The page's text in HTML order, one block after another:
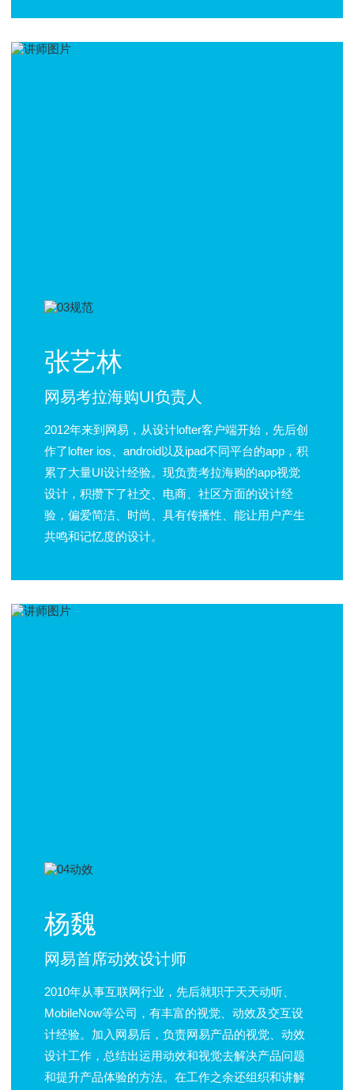
张艺林
网易考拉海购UI负责人
2012年来到网易，从设计lofter客户端开始，先后创
作了lofter ios、android以及ipad不同平台的app，积
累了大量UI设计经验。现负责考拉海购的app视觉
设计，积攒下了社交、电商、社区方面的设计经
验，偏爱简洁、时尚、具有传播性、能让用户产生
共鸣和记忆度的设计。
杨魏
网易首席动效设计师
2010年从事互联网行业，先后就职于天天动听、
MobileNow等公司，有丰富的视觉、动效及交互设
计经验。加入网易后，负责网易产品的视觉、动效
设计工作，总结出运用动效和视觉去解决产品问题
和提升产品体验的方法。在工作之余还组织和讲解